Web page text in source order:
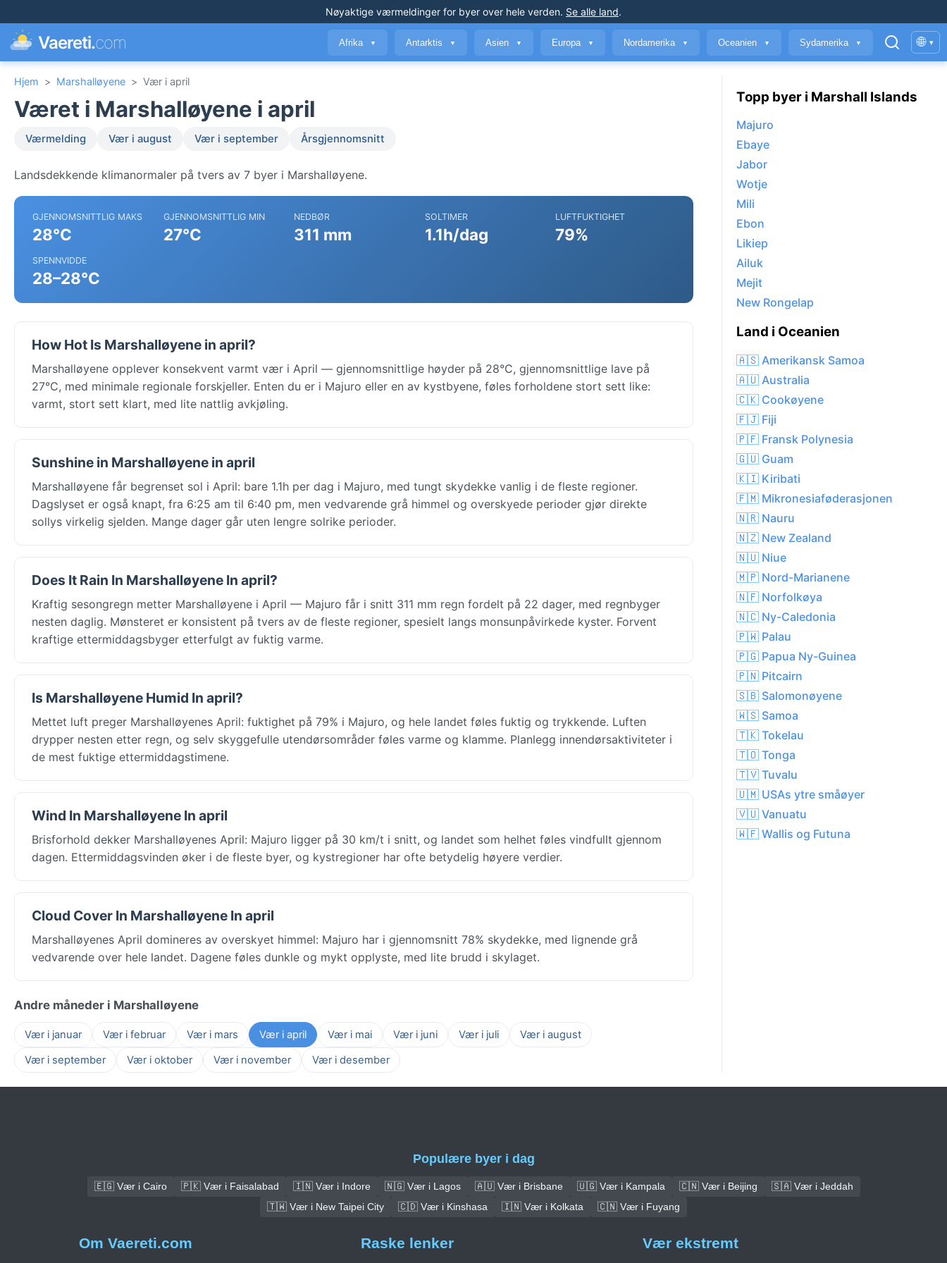
Nøyaktige værmeldinger for byer over hele verden. Se alle land.
Vaereti.com Afrika ▼ Antarktis ▼ Asien ▼ Europa ▼ Nordamerika ▼ Oceanien ▼ Sydamerika ▼ 🌐 ▾
Hjem > Marshalløyene > Vær i april
Været i Marshalløyene i april
Værmelding Vær i august Vær i september Årsgjennomsnitt
Landsdekkende klimanormaler på tvers av 7 byer i Marshalløyene.
GJENNOMSNITTLIG MAKS
28°C
GJENNOMSNITTLIG MIN
27°C
NEDBØR
311 mm
SOLTIMER
1.1h/dag
LUFTFUKTIGHET
79%
SPENNVIDDE
28–28°C
How Hot Is Marshalløyene in april?
Marshalløyene opplever konsekvent varmt vær i April — gjennomsnittlige høyder på 28°C, gjennomsnittlige lave på
27°C, med minimale regionale forskjeller. Enten du er i Majuro eller en av kystbyene, føles forholdene stort sett like:
varmt, stort sett klart, med lite nattlig avkjøling.
Sunshine in Marshalløyene in april
Marshalløyene får begrenset sol i April: bare 1.1h per dag i Majuro, med tungt skydekke vanlig i de fleste regioner.
Dagslyset er også knapt, fra 6:25 am til 6:40 pm, men vedvarende grå himmel og overskyede perioder gjør direkte
sollys virkelig sjelden. Mange dager går uten lengre solrike perioder.
Does It Rain In Marshalløyene In april?
Kraftig sesongregn metter Marshalløyene i April — Majuro får i snitt 311 mm regn fordelt på 22 dager, med regnbyger
nesten daglig. Mønsteret er konsistent på tvers av de fleste regioner, spesielt langs monsunpåvirkede kyster. Forvent
kraftige ettermiddagsbyger etterfulgt av fuktig varme.
Is Marshalløyene Humid In april?
Mettet luft preger Marshalløyenes April: fuktighet på 79% i Majuro, og hele landet føles fuktig og trykkende. Luften
drypper nesten etter regn, og selv skyggefulle utendørsområder føles varme og klamme. Planlegg innendørsaktiviteter i
de mest fuktige ettermiddagstimene.
Wind In Marshalløyene In april
Brisforhold dekker Marshalløyenes April: Majuro ligger på 30 km/t i snitt, og landet som helhet føles vindfullt gjennom
dagen. Ettermiddagsvinden øker i de fleste byer, og kystregioner har ofte betydelig høyere verdier.
Cloud Cover In Marshalløyene In april
Marshalløyenes April domineres av overskyet himmel: Majuro har i gjennomsnitt 78% skydekke, med lignende grå
vedvarende over hele landet. Dagene føles dunkle og mykt opplyste, med lite brudd i skylaget.
Andre måneder i Marshalløyene
Vær i januar Vær i februar Vær i mars Vær i april Vær i mai Vær i juni Vær i juli
Vær i august
Vær i september
Vær i oktober Vær i november Vær i desember
Topp byer i Marshall Islands
Majuro
Ebaye
Jabor
Wotje
Mili
Ebon
Likiep
Ailuk
Mejit
New Rongelap
Land i Oceanien
🇦🇸 Amerikansk Samoa
🇦🇺 Australia
🇨🇰 Cookøyene
🇫🇯 Fiji
🇵🇫 Fransk Polynesia
🇬🇺 Guam
🇰🇮 Kiribati
🇫🇲 Mikronesiaføderasjonen
🇳🇷 Nauru
🇳🇿 New Zealand
🇳🇺 Niue
🇲🇵 Nord-Marianene
🇳🇫 Norfolkøya
🇳🇨 Ny-Caledonia
🇵🇼 Palau
🇵🇬 Papua Ny-Guinea
🇵🇳 Pitcairn
🇸🇧 Salomonøyene
🇼🇸 Samoa
🇹🇰 Tokelau
🇹🇴 Tonga
🇹🇻 Tuvalu
🇺🇲 USAs ytre småøyer
🇻🇺 Vanuatu
🇼🇫 Wallis og Futuna
Populære byer i dag
🇪🇬 Vær i Cairo 🇵🇰 Vær i Faisalabad 🇮🇳 Vær i Indore 🇳🇬 Vær i Lagos 🇦🇺 Vær i Brisbane 🇺🇬 Vær i Kampala 🇨🇳 Vær i Beijing
🇸🇦 Vær i Jeddah
🇹🇼 Vær i New Taipei City
🇨🇩 Vær i Kinshasa 🇮🇳 Vær i Kolkata 🇨🇳 Vær i Fuyang
Om Vaereti.com Raske lenker Vær ekstremt